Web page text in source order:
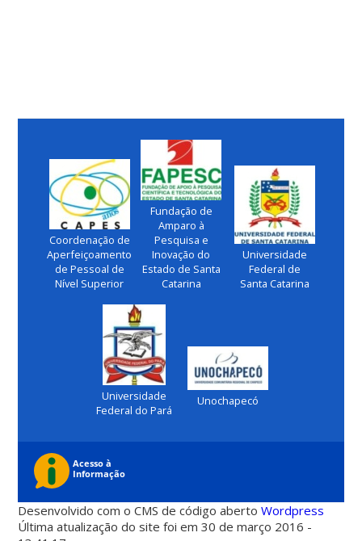
Coordenação de
Aperfeiçoamento
de Pessoal de
Nível Superior
Fundação de
Amparo à
Pesquisa e
Inovação do
Estado de Santa
Catarina
Universidade
Federal de
Santa Catarina
Universidade
Federal do Pará
Unochapecó
Desenvolvido com o CMS de código abertoWordpress
Última atualização do site foi em 30 de março 2016 -